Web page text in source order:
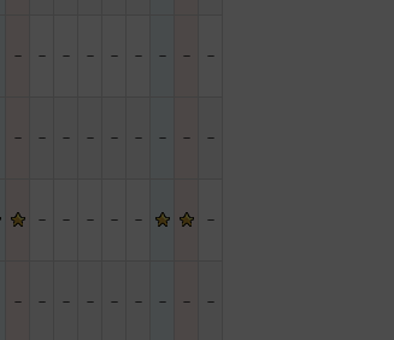
－ － － － － － － － －
－ － － － － － － － －
－ － － － － －
－ － － － － － － － －